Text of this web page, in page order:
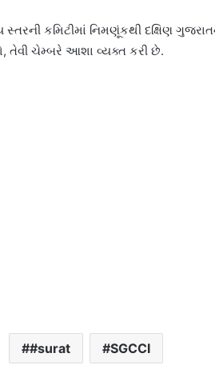
કમિટીમાં નિમણૂંકથી દક્ષિણ
ચેમ્બરે આશા વ્યક્ત કરી છે.
#surat SGCCI